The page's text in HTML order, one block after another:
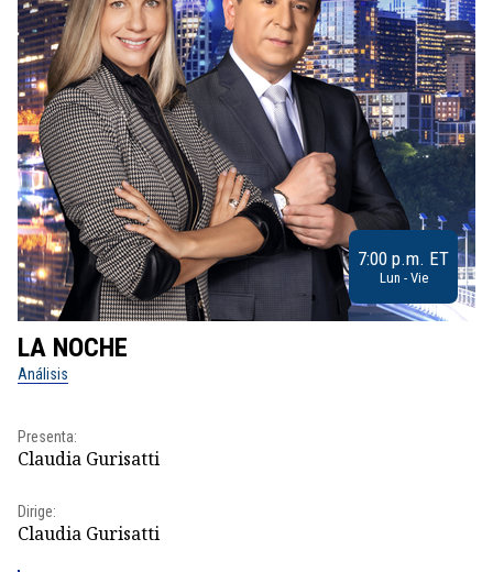
7:00 p.m. ET
Lun - Vie
LA NOCHE
Análisis
Presenta:
Claudia Gurisatti
Dirige:
Claudia Gurisatti